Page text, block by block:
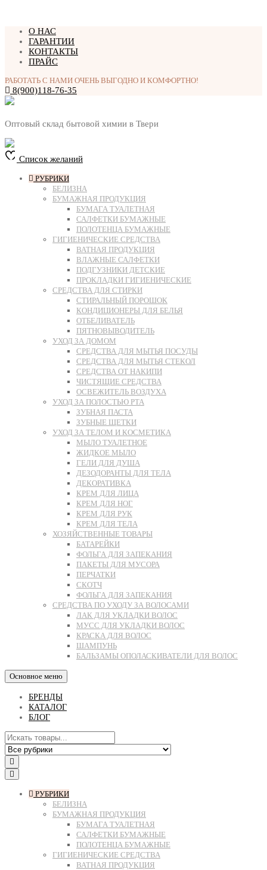
Перейти
содержимому
О НАС
ГАРАНТИИ
КОНТАКТЫ
ПРАЙС
РАБОТАТЬ С НАМИ ОЧЕНЬ ВЫГОДНО И КОМФОРТНО!
8(900)118-76-35
Оптовый склад бытовой химии в Твери
Список желаний
РУБРИКИ
БЕЛИЗНА
БУМАЖНАЯ ПРОДУКЦИЯ
БУМАГА ТУАЛЕТНАЯ
САЛФЕТКИ БУМАЖНЫЕ
ПОЛОТЕНЦА БУМАЖНЫЕ
ГИГИЕНИЧЕСКИЕ СРЕДСТВА
ВАТНАЯ ПРОДУКЦИЯ
ВЛАЖНЫЕ САЛФЕТКИ
ПОДГУЗНИКИ ДЕТСКИЕ
ПРОКЛАДКИ ГИГИЕНИЧЕСКИЕ
СРЕДСТВА ДЛЯ СТИРКИ
СТИРАЛЬНЫЙ ПОРОШОК
КОНДИЦИОНЕРЫ ДЛЯ БЕЛЬЯ
ОТБЕЛИВАТЕЛЬ
ПЯТНОВЫВОДИТЕЛЬ
УХОД ЗА ДОМОМ
СРЕДСТВА ДЛЯ МЫТЬЯ ПОСУДЫ
СРЕДСТВА ДЛЯ МЫТЬЯ СТЕКОЛ
СРЕДСТВА ОТ НАКИПИ
ЧИСТЯЩИЕ СРЕДСТВА
ОСВЕЖИТЕЛЬ ВОЗДУХА
УХОД ЗА ПОЛОСТЬЮ РТА
ЗУБНАЯ ПАСТА
ЗУБНЫЕ ЩЕТКИ
УХОД ЗА ТЕЛОМ И КОСМЕТИКА
МЫЛО ТУАЛЕТНОЕ
ЖИДКОЕ МЫЛО
ГЕЛИ ДЛЯ ДУША
ДЕЗОДОРАНТЫ ДЛЯ ТЕЛА
ДЕКОРАТИВКА
КРЕМ ДЛЯ ЛИЦА
КРЕМ ДЛЯ НОГ
КРЕМ ДЛЯ РУК
КРЕМ ДЛЯ ТЕЛА
ХОЗЯЙСТВЕННЫЕ ТОВАРЫ
БАТАРЕЙКИ
ФОЛЬГА ДЛЯ ЗАПЕКАНИЯ
ПАКЕТЫ ДЛЯ МУСОРА
ПЕРЧАТКИ
СКОТЧ
ФОЛЬГА ДЛЯ ЗАПЕКАНИЯ
СРЕДСТВА ПО УХОДУ ЗА ВОЛОСАМИ
ЛАК ДЛЯ УКЛАДКИ ВОЛОС
МУСС ДЛЯ УКЛАДКИ ВОЛОС
КРАСКА ДЛЯ ВОЛОС
ШАМПУНЬ
БАЛЬЗАМЫ ОПОЛАСКИВАТЕЛИ ДЛЯ ВОЛОС
Основное меню
БРЕНДЫ
КАТАЛОГ
БЛОГ
РУБРИКИ
БЕЛИЗНА
БУМАЖНАЯ ПРОДУКЦИЯ
БУМАГА ТУАЛЕТНАЯ
САЛФЕТКИ БУМАЖНЫЕ
ПОЛОТЕНЦА БУМАЖНЫЕ
ГИГИЕНИЧЕСКИЕ СРЕДСТВА
ВАТНАЯ ПРОДУКЦИЯ